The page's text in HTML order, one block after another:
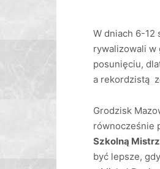
W dniach 6-12
rywalizowali w
posunięciu,
a rekordzistą
Grodzisk
równocześnie
Szkolną
być lepsze,